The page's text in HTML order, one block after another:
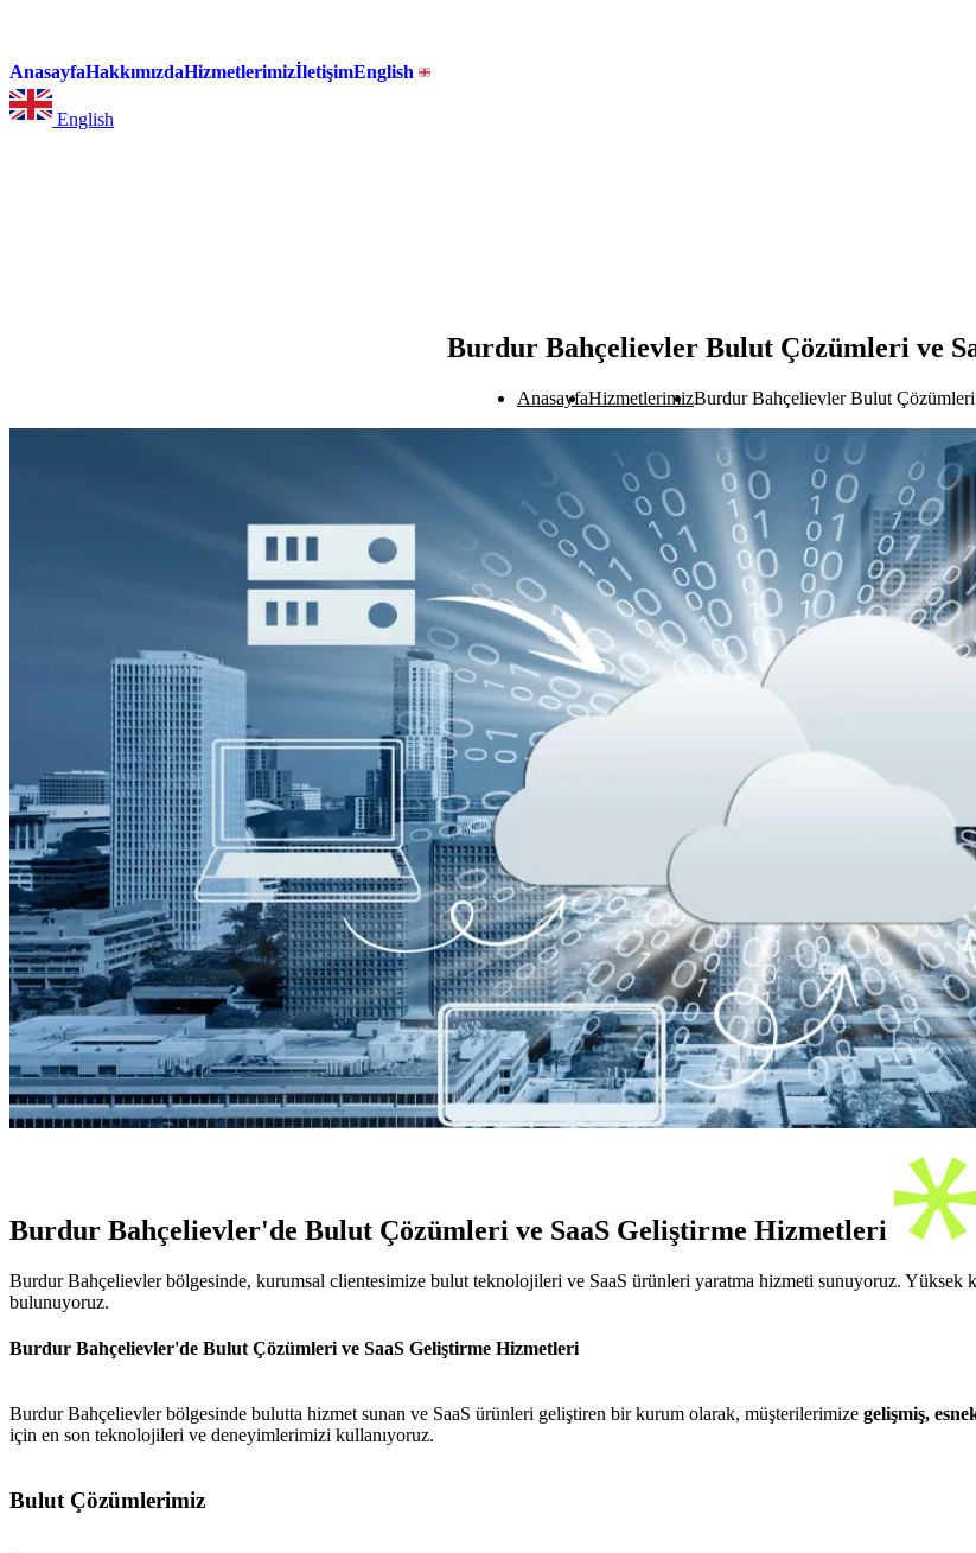
AnasayfaHakkımızdaHizmetlerimizİletişimEnglish
English
Burdur Bahçelievler Bulut Çözümleri ve
AnasayfaHizmetlerimizBurdur Bahçelievler Bulut
Burdur Bahçelievler'de Bulut Çözümleri ve SaaS Geliştirme Hizmetleri
Burdur Bahçelievler bölgesinde, kurumsal clientesimize bulut teknolojileri ve SaaS ürünleri yaratma hizmeti sunuyoruz. Yüksek
bulunuyoruz.
Burdur Bahçelievler'de Bulut Çözümleri ve SaaS Geliştirme Hizmetleri
Burdur Bahçelievler bölgesinde bulutta hizmet sunan ve SaaS ürünleri geliştiren bir kurum olarak, müşterilerimize gelişmiş,
için en son teknolojileri ve deneyimlerimizi kullanıyoruz.
Bulut Çözümlerimiz